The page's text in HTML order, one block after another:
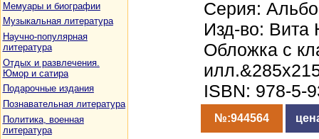
Мемуары и биографии
Музыкальная литература
Научно-популярная
литература
Отдых и развлечения.
Юмор и сатира
Подарочные издания
Познавательная литература
Политика, военная
литература
Серия:
Изд-во: Вита
Обложка с
ISBN: 978-5-
№:944564